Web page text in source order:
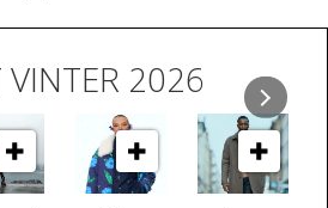
2026